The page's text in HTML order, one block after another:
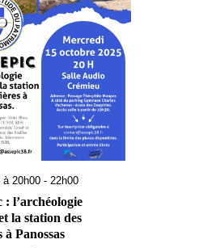
à 20h00 - 22h00
: l’archéologie
la station des
à Panossas